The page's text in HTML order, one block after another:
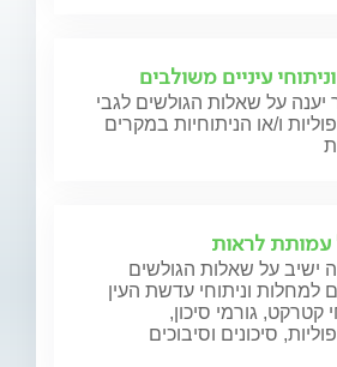
עיניים משולבים
יענה על שאלות הגולשים לגבי
ו/או הניתוחיות במקרים
עמותת לראות
ישיב על שאלות הגולשים
למחלות וניתוחי עדשת העין
קטרקט, גורמי סיכון,
סיכונים וסיבוכים